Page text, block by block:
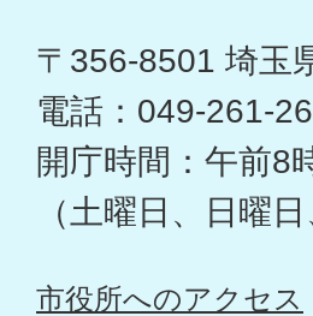
〒356-8501 埼玉
電話：049-261-
開庁時間：午前8
（土曜日、日曜
市役所へのアクセス